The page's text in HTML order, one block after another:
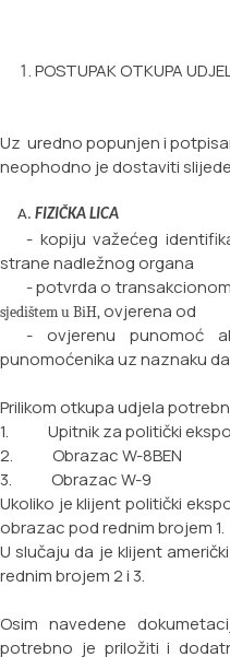
POSTUPAK OTKUPA
Uz uredno popunjen i
neophodno je dostaviti
FIZIČKA LICA
- kopiju važećeg
strane nadležnog organa
- potvrda o
sjedištem u BiH, ovjerena od
- ovjerenu punomoć
punomoćenika uz naznaku
Prilikom otkupa udjela
1. Upitnik za politički
2. Obrazac W-8BEN
3. Obrazac W-9
Ukoliko je klijent politički
obrazac pod rednim brojem 1.
U slučaju da je klijent
rednim brojem 2 i 3.
Osim navedene
potrebno je priložiti i